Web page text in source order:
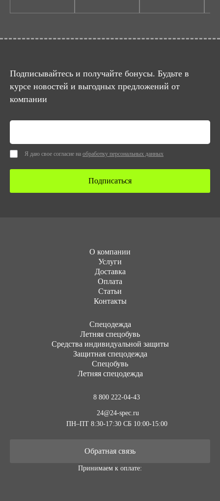
Подписывайтесь и получайте бонусы. Будьте в
курсе новостей и выгодных предложений от
компании
Я даю свое согласие на обработку персональных данных
Подписаться
О компании
Услуги
Доставка
Оплата
Статьи
Контакты
Cпецодежда
Летняя спецобувь
Средства индивидуальной защиты
Защитная спецодежда
Спецобувь
Летняя спецодежда
8 800 222-04-43
24@24-spec.ru
ПН–ПТ 8:30-17:30 СБ 10:00-15:00
Обратная связь
Принимаем к оплате: